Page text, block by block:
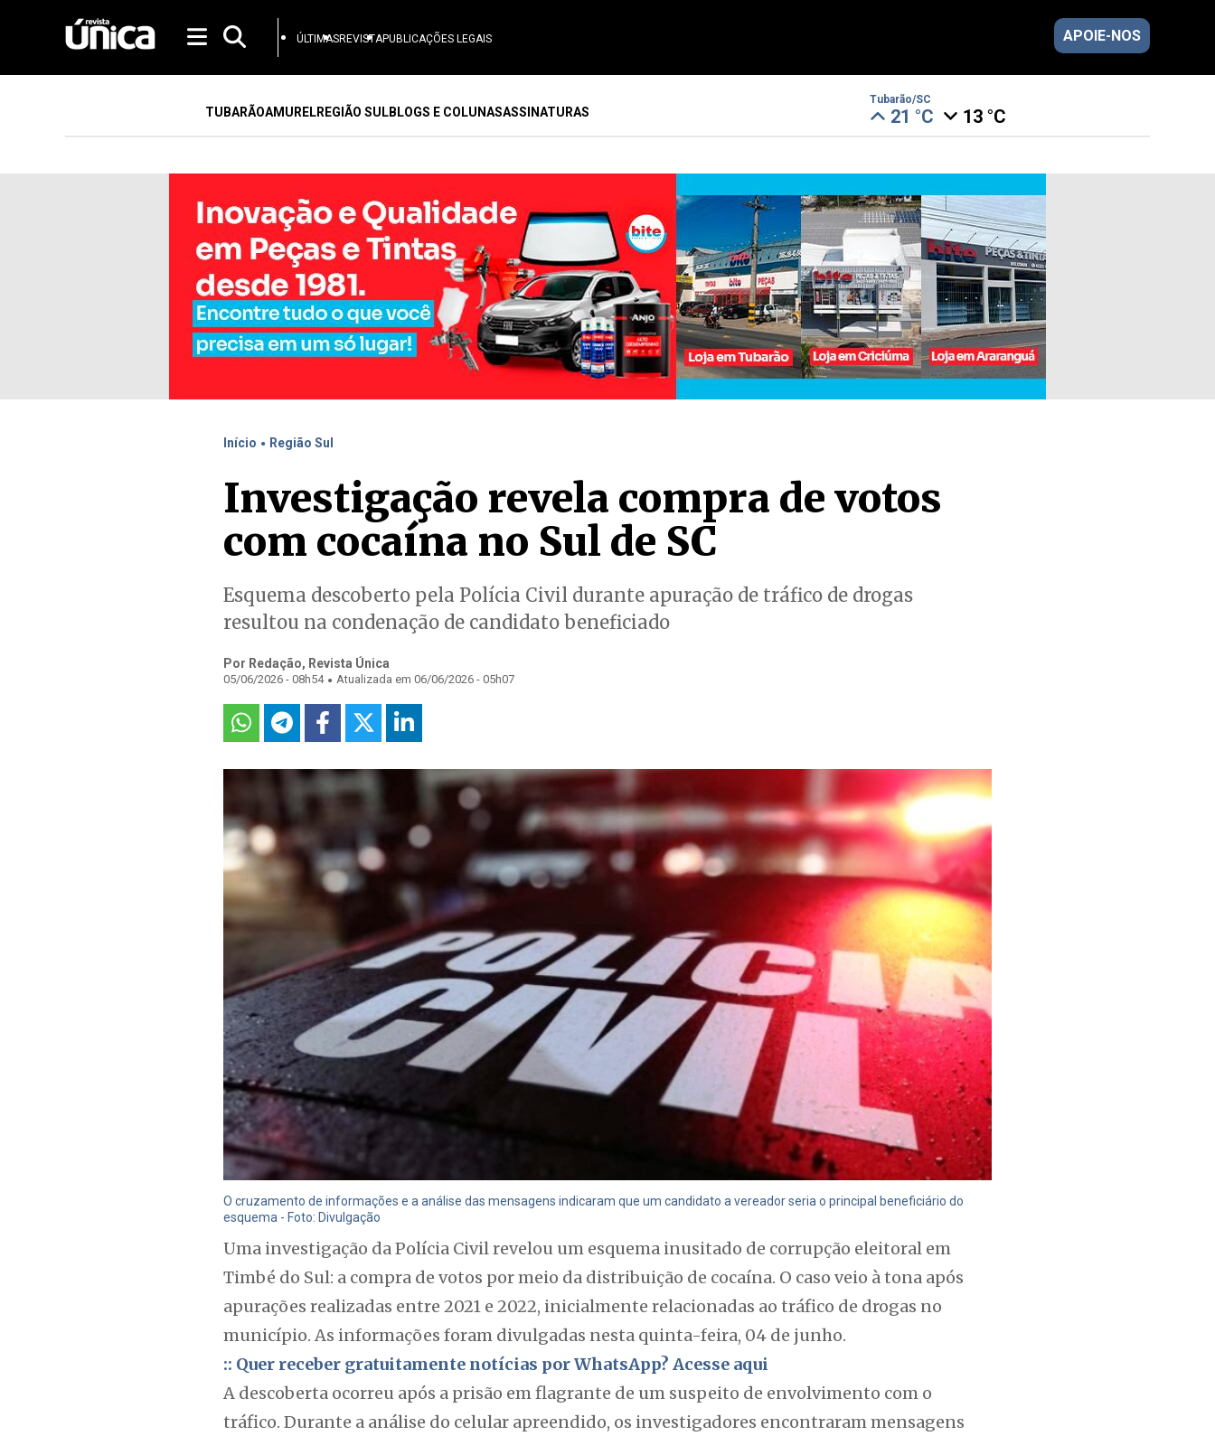
ÚLTIMASREVISTAPUBLICAÇÕES LEGAIS APOIE-NOS
TUBARÃOAMURELREGIÃO SULBLOGS E COLUNASASSINATURAS
Tubarão/SC
21 °C 13 °C
Início . Região Sul
Investigação revela compra de votos
com cocaína no Sul de SC
Esquema descoberto pela Polícia Civil durante apuração de tráfico de drogas
resultou na condenação de candidato beneficiado
Por Redação, Revista Única
05/06/2026 - 08h54 . Atualizada em 06/06/2026 - 05h07
O cruzamento de informações e a análise das mensagens indicaram que um candidato a vereador seria o principal beneficiário do
esquema - Foto: Divulgação
Uma investigação da Polícia Civil revelou um esquema inusitado de corrupção eleitoral em
Timbé do Sul: a compra de votos por meio da distribuição de cocaína. O caso veio à tona após
apurações realizadas entre 2021 e 2022, inicialmente relacionadas ao tráfico de drogas no
município. As informações foram divulgadas nesta quinta-feira, 04 de junho.
:: Quer receber gratuitamente notícias por WhatsApp? Acesse aqui
A descoberta ocorreu após a prisão em flagrante de um suspeito de envolvimento com o
tráfico. Durante a análise do celular apreendido, os investigadores encontraram mensagens